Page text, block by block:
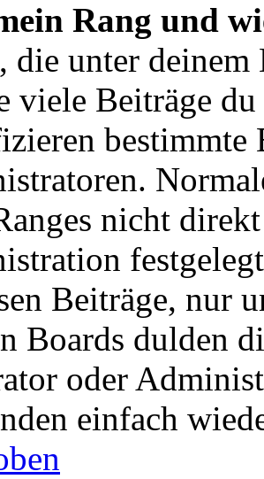
Rang und
die unter deinem
viele Beiträge
bestimmte
nicht
Beiträge, nur
Boards dulden
oder
einfach